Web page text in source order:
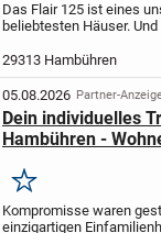
Das Flair 125 ist eines
beliebtesten Häuser.
Ausstrahlung. Eine
schon beim ersten Blick
weitläufige...
29313 Hambühren
05.08.2026 Partner-
Dein individuelles
Hambühren -
Merken
Kompromisse waren
einzigartigen